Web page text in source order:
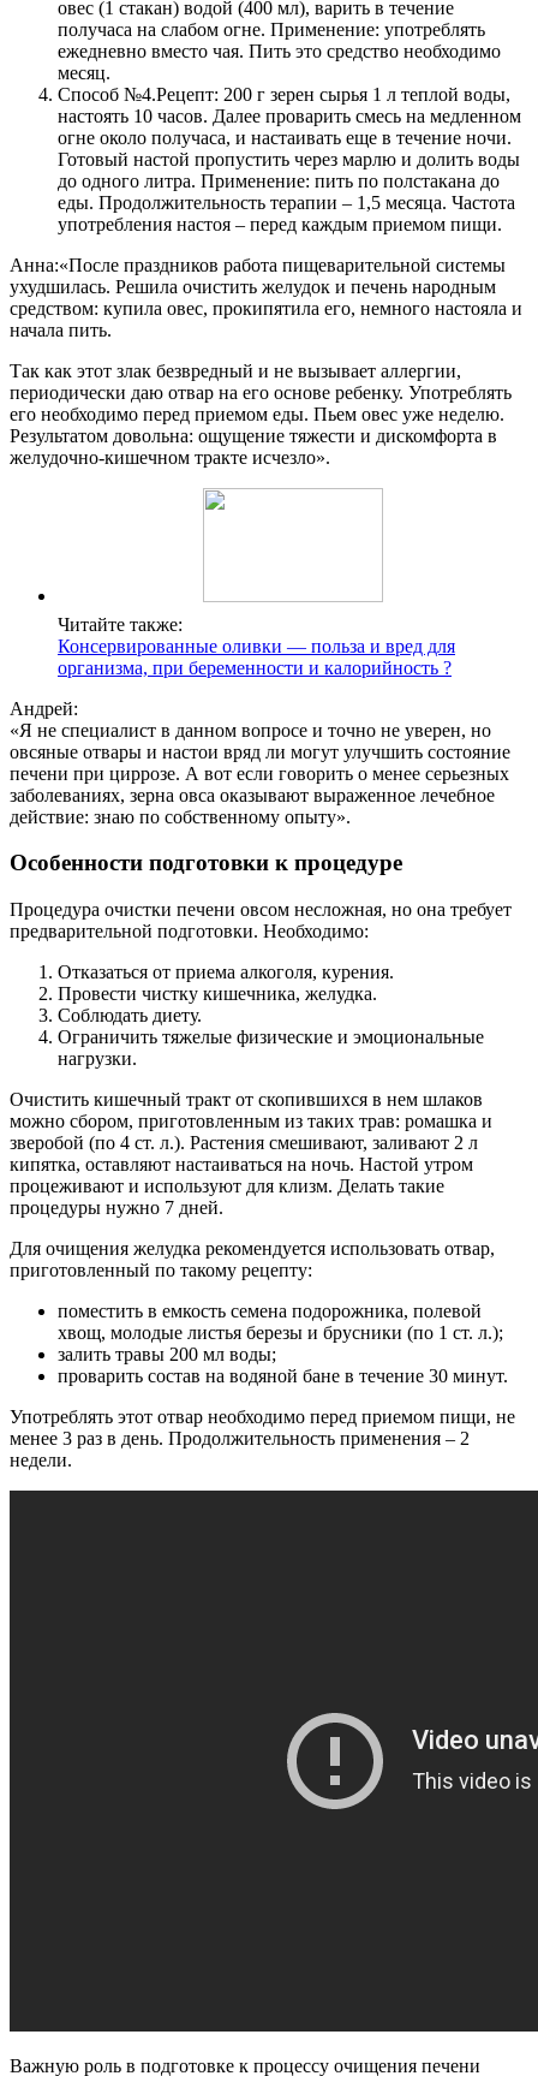
овес (1 стакан) водой (400 мл), варить в течение
получаса на слабом огне. Применение: употреблять
ежедневно вместо чая. Пить это средство необходимо
месяц.
Способ №4.Рецепт: 200 г зерен сырья 1 л теплой воды,
настоять 10 часов. Далее проварить смесь на медленном
огне около получаса, и настаивать еще в течение ночи.
Готовый настой пропустить через марлю и долить воды
до одного литра. Применение: пить по полстакана до
еды. Продолжительность терапии – 1,5 месяца. Частота
употребления настоя – перед каждым приемом пищи.
Анна:«После праздников работа пищеварительной системы
ухудшилась. Решила очистить желудок и печень народным
средством: купила овес, прокипятила его, немного настояла и
начала пить.
Так как этот злак безвредный и не вызывает аллергии,
периодически даю отвар на его основе ребенку. Употреблять
его необходимо перед приемом еды. Пьем овес уже неделю.
Результатом довольна: ощущение тяжести и дискомфорта в
желудочно-кишечном тракте исчезло».
Читайте также:
Консервированные оливки — польза и вред для
организма, при беременности и калорийность ?
Андрей:
«Я не специалист в данном вопросе и точно не уверен, но
овсяные отвары и настои вряд ли могут улучшить состояние
печени при циррозе. А вот если говорить о менее серьезных
заболеваниях, зерна овса оказывают выраженное лечебное
действие: знаю по собственному опыту».
Особенности подготовки к процедуре
Процедура очистки печени овсом несложная, но она требует
предварительной подготовки. Необходимо:
Отказаться от приема алкоголя, курения.
Провести чистку кишечника, желудка.
Соблюдать диету.
Ограничить тяжелые физические и эмоциональные
нагрузки.
Очистить кишечный тракт от скопившихся в нем шлаков
можно сбором, приготовленным из таких трав: ромашка и
зверобой (по 4 ст. л.). Растения смешивают, заливают 2 л
кипятка, оставляют настаиваться на ночь. Настой утром
процеживают и используют для клизм. Делать такие
процедуры нужно 7 дней.
Для очищения желудка рекомендуется использовать отвар,
приготовленный по такому рецепту:
поместить в емкость семена подорожника, полевой
хвощ, молодые листья березы и брусники (по 1 ст. л.);
залить травы 200 мл воды;
проварить состав на водяной бане в течение 30 минут.
Употреблять этот отвар необходимо перед приемом пищи, не
менее 3 раз в день. Продолжительность применения – 2
недели.
Важную роль в подготовке к процессу очищения печени